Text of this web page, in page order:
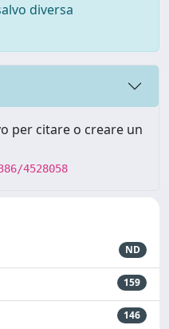
diversa
per citare o creare un
4528058
ND
159
146